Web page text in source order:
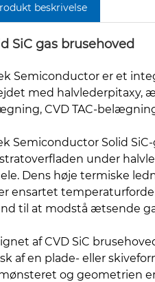
beskrivelse
SiC gas brusehoved
Semiconductor er et
med halvlederpitaxy,
CVD TAC-
Semiconductor Solid
under
Dens høje termiske
ensartet
til at modstå ætsende
af CVD SiC
af en plade- eller
og geometrien